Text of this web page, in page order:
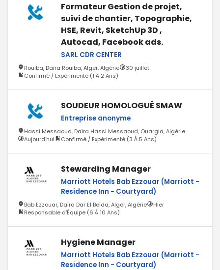
Formateur Gestion de projet,
suivi de chantier, Topographie,
HSE, Revit, SketchUp 3D ,
Autocad, Facebook ads.
SARL CDR CENTER
Rouiba, Daïra Rouiba, Alger, Algérie
30 juillet
Confirmé / Expérimenté (1 À 2 Ans)
SOUDEUR HOMOLOGUÉ SMAW
Entreprise anonyme
Hassi Messaoud, Daïra Hassi Messaoud, Ouargla, Algérie
Aujourd'hui
Confirmé / Expérimenté (3 À 5 Ans)
Stewarding Manager
Marriott Hotels Bab Ezzouar (Marriott -
Residence Inn - Courtyard)
Bab Ezzouar, Daïra Dar El Beïda, Alger, Algérie
Hier
Responsable d'Équipe (6 À 10 Ans)
Hygiene Manager
Marriott Hotels Bab Ezzouar (Marriott -
Residence Inn - Courtyard)